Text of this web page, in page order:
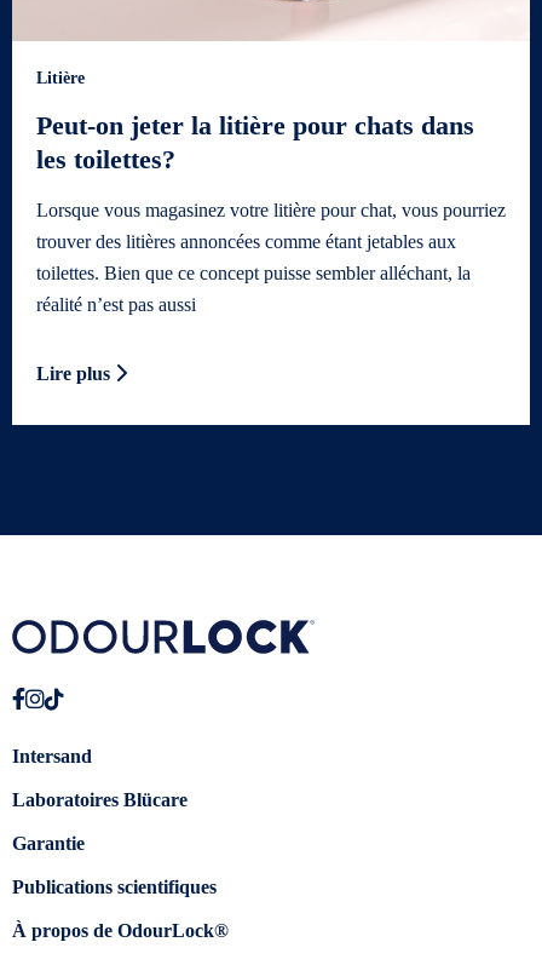
Litière
Peut-on jeter la litière pour chats dans
les toilettes?
Lorsque vous magasinez votre litière pour chat, vous pourriez
trouver des litières annoncées comme étant jetables aux
toilettes. Bien que ce concept puisse sembler alléchant, la
réalité n’est pas aussi
Lire plus
Intersand
Laboratoires Blücare
Garantie
Publications scientifiques
À propos de OdourLock®